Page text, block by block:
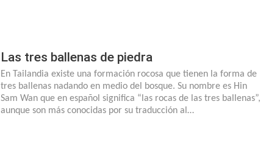
Las tres ballenas de piedra
En Tailandia existe una formación rocosa que tienen la forma de
tres ballenas nadando en medio del bosque. Su nombre es Hin
Sam Wan que en español significa “las rocas de las tres ballenas”,
aunque son más conocidas por su traducción al…